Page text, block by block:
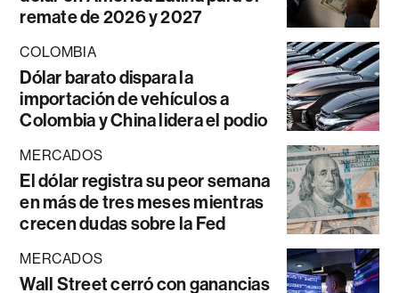
remate de 2026 y 2027
COLOMBIA
Dólar barato dispara la
importación de vehículos a
Colombia y China lidera el podio
MERCADOS
El dólar registra su peor semana
en más de tres meses mientras
crecen dudas sobre la Fed
MERCADOS
Wall Street cerró con ganancias